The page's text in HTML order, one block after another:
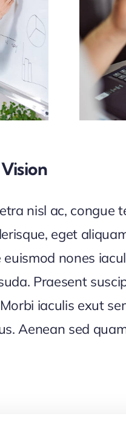
nisl ac, congue
eget
nones
Praesent
iaculis exut
Aenean sed
rutrum in turpis
id vestibulum
vehicula semper
interdum ante vel